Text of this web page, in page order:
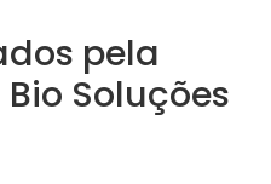
pela
Soluções